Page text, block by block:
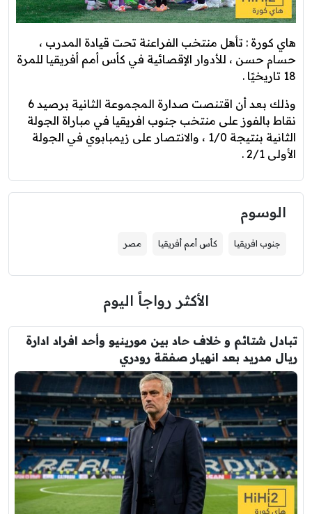
هاي كورة : تأهل منتخب الفراعنة تحت قيادة المدرب ،
حسام حسن ، للأدوار الإقصائية في كأس أمم أفريقيا للمرة
18 تاريخيًا .
وذلك بعد أن اقتنصت صدارة المجموعة الثانية برصيد 6
نقاط بالفوز على منتخب جنوب افريقيا في مباراة الجولة
الثانية بنتيجة 1/0 ، والانتصار على زيمبابوي في الجولة
الأولى 2/1 .
الوسوم
جنوب افريقيا كأس أمم أفريقيا مصر
الأكثر رواجاً اليوم
تبادل شتائم و خلاف حاد بين مورينيو وأحد افراد ادارة
ريال مدريد بعد انهيار صفقة رودري